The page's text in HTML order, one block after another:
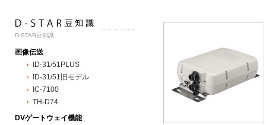
D-STAR豆知識
画像伝送
ID-31/51PLUS
ID-31/51旧モデル
IC-7100
TH-D74
DVゲートウェイ機能